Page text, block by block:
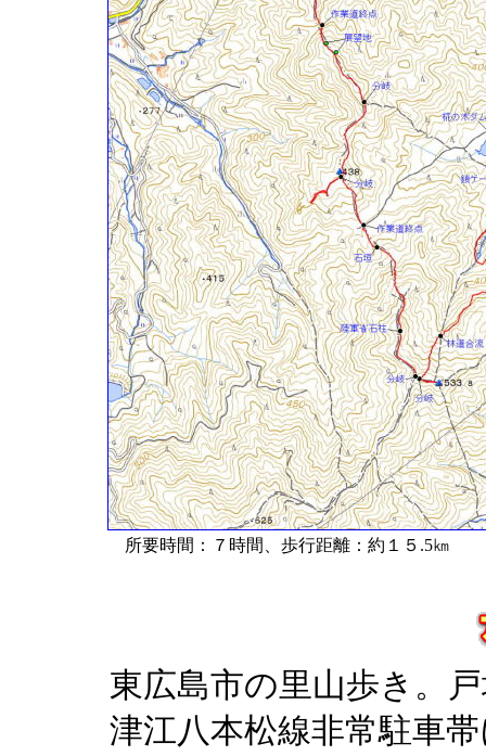
所要時間：７時間、歩行距離：約１５.5㎞
東広島市の里山歩き。
津江八本松線非常駐車